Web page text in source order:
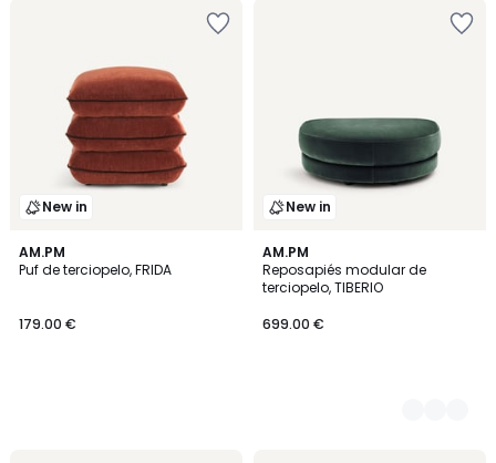
New in
AM.PM
Puf de terciopelo, FRIDA
179.00 €
New in
AM.PM
Reposapiés modular de
terciopelo, TIBERIO
699.00 €
14
Colores